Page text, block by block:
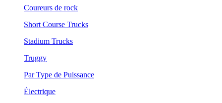
Coureurs de rock
Short Course Trucks
Stadium Trucks
Truggy
Par Type de Puissance
Électrique